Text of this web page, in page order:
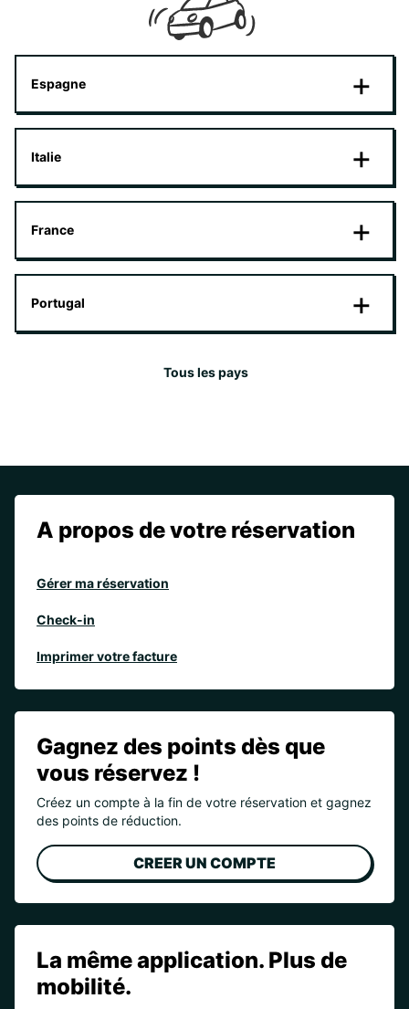
Espagne
Italie
France
Portugal
Tous les pays
A propos de votre réservation
Gérer ma réservation
Check-in
Imprimer votre facture
Gagnez des points dès que
vous réservez !
Créez un compte à la fin de votre réservation et gagnez
des points de réduction.
CREER UN COMPTE
La même application. Plus de
mobilité.